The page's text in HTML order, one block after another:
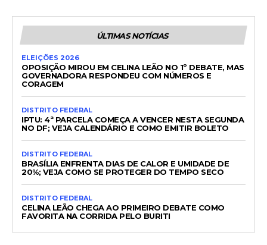
ÚLTIMAS NOTÍCIAS
ELEIÇÕES 2026
OPOSIÇÃO MIROU EM CELINA LEÃO NO 1º DEBATE, MAS
GOVERNADORA RESPONDEU COM NÚMEROS E
CORAGEM
DISTRITO FEDERAL
IPTU: 4ª PARCELA COMEÇA A VENCER NESTA SEGUNDA
NO DF; VEJA CALENDÁRIO E COMO EMITIR BOLETO
DISTRITO FEDERAL
BRASÍLIA ENFRENTA DIAS DE CALOR E UMIDADE DE
20%; VEJA COMO SE PROTEGER DO TEMPO SECO
DISTRITO FEDERAL
CELINA LEÃO CHEGA AO PRIMEIRO DEBATE COMO
FAVORITA NA CORRIDA PELO BURITI